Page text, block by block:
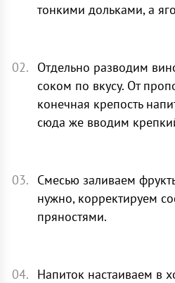
тонкими дольками, а
Отдельно разводим
соком по вкусу. От
конечная крепость
сюда же вводим
Смесью заливаем
нужно, корректируем
пряностями.
Напиток настаиваем в